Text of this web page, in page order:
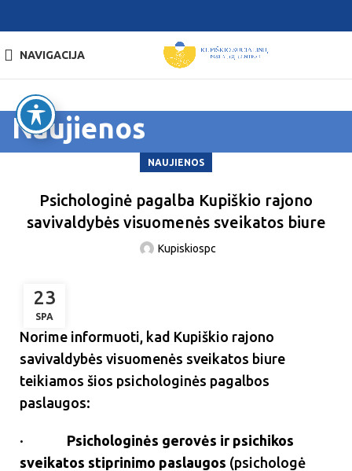
NAVIGACIJA
Naujienos
NAUJIENOS
Psichologinė pagalba Kupiškio rajono
savivaldybės visuomenės sveikatos biure
Kupiskiospc
23
SPA
Norime informuoti, kad Kupiškio rajono
savivaldybės visuomenės sveikatos biure
teikiamos šios psichologinės pagalbos
paslaugos:
· Psichologinės gerovės ir psichikos
sveikatos stiprinimo paslaugos (psichologė